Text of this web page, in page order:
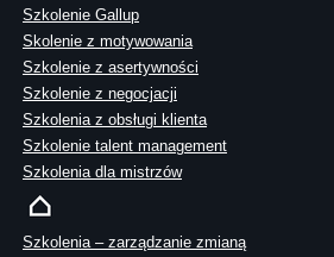
Szkolenie Gallup
Skolenie z motywowania
Szkolenie z asertywności
Szkolenie z negocjacji
Szkolenia z obsługi klienta
Szkolenie talent management
Szkolenia dla mistrzów
Szkolenia – zarządzanie zmianą